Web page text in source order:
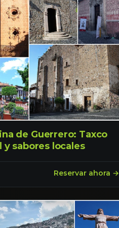
de Guerrero: Taxco
y sabores locales
Reservar ahora →